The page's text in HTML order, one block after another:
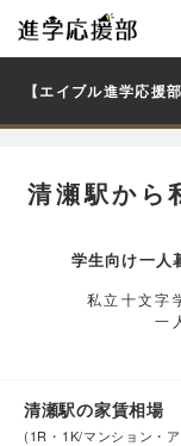
清瀬駅から
学生向け一人
私立十文字
一
清瀬駅の家賃相場
(1R・1K/マンション・